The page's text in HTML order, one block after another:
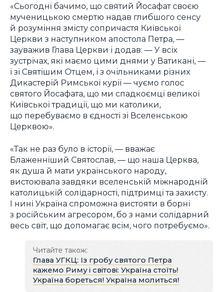
«Сьогодні бачимо, що святий Йосафат своєю
мученицькою смертю надав глибшого сенсу
й розуміння змісту сопричастя Київської
Церкви з наступником апостола Петра, —
зауважив Глава Церкви і додав: — У всіх
зустрічах, які маємо цими днями у Ватикані, —
і зі Святішим Отцем, і з очільниками різних
Дикастерій Римської курії — чуємо голос
святого Йосафата, що ми спадкоємці великої
Київської традиції, що ми католики,
що перебуваємо в єдності зі Вселенською
Церквою».
«Так не раз було в історії, — вважає
Блаженніший Святослав, — що наша Церква,
як душа й мати українського народу,
вистоювала завдяки вселенській міжнародній
католицькій солідарності, підтримці та захисту.
І нині Україна спроможна вистояти в борні
з російським агресором, бо з нами солідарний
весь світ, що допомагає всім, чого потребуємо».
Читайте також:
Глава УГКЦ: Із гробу святого Петра
кажемо Риму і світові: Україна стоїть!
Україна бореться! Україна молиться!